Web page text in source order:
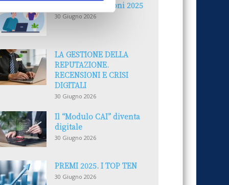
Reclami e sanzioni 2025
30 Giugno 2026
LA GESTIONE DELLA
REPUTAZIONE.
RECENSIONI E CRISI
DIGITALI
30 Giugno 2026
Il “Modulo CAI” diventa
digitale
30 Giugno 2026
PREMI 2025. I TOP TEN
30 Giugno 2026